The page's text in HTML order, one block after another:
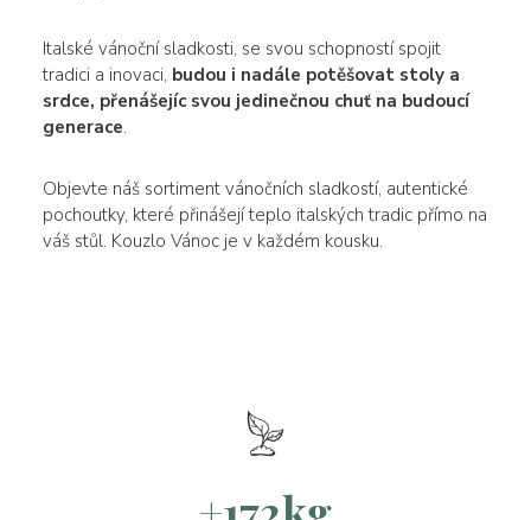
Italské vánoční sladkosti, se svou schopností spojit
tradici a inovaci, budou i nadále potěšovat stoly a
srdce, přenášejíc svou jedinečnou chuť na budoucí
generace.
Objevte náš sortiment vánočních sladkostí, autentické
pochoutky, které přinášejí teplo italských tradic přímo na
váš stůl. Kouzlo Vánoc je v každém kousku.